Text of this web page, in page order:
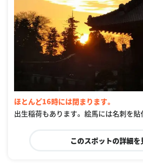
ほとんど16時には閉まります。
出生稲荷もあります。 絵馬には名刺を貼
このスポットの詳細を